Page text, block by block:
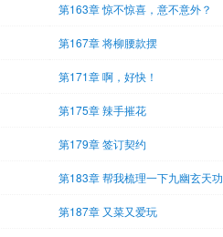
第163章 惊不惊喜，意不意外？
第167章 将柳腰款摆
第171章 啊，好快！
第175章 辣手摧花
第179章 签订契约
第183章 帮我梳理一下九幽玄天功
第187章 又菜又爱玩